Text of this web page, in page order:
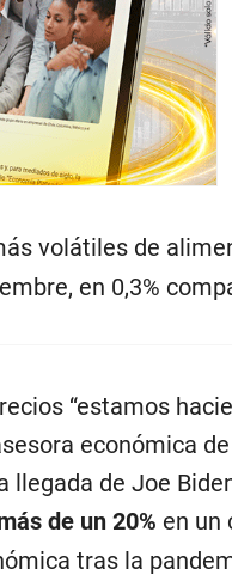
volátiles de
en 0,3%
“estamos
económica
llegada de Joe
de un 20% en un
tras la